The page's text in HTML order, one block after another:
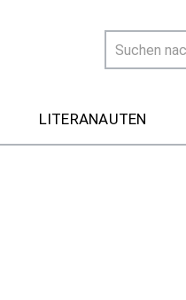
LITERANAUTEN